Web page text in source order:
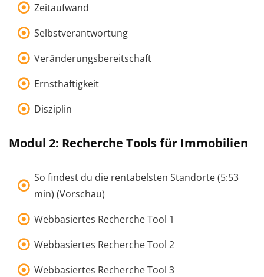
Zeitaufwand
Selbstverantwortung
Veränderungsbereitschaft
Ernsthaftigkeit
Disziplin
Modul 2: Recherche Tools für Immobilien
So findest du die rentabelsten Standorte (5:53
min) (Vorschau)
Webbasiertes Recherche Tool 1
Webbasiertes Recherche Tool 2
Webbasiertes Recherche Tool 3